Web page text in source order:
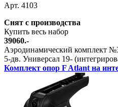
Арт. 4103
Снят с производства
Купить весь набор
39060.-
Аэродинамический комплект
5-дв. Универсал 19-
Комплект опор F Atlant на